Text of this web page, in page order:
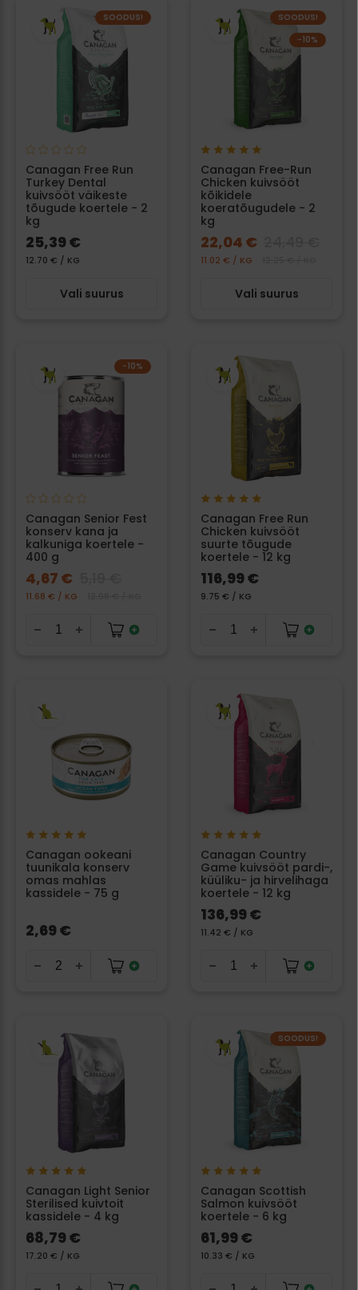
SOODUS!
Canagan Free Run
Turkey Dental
kuivsööt väikeste
tõugude koertele - 2
kg
25,39 €
12.70 € / KG
Vali suurus
SOODUS!
−10%
Canagan Free-Run
Chicken kuivsööt
kõikidele
koeratõugudele - 2
kg
22,04 €
11.02 € / KG
Vali suurus
−10%
Canagan Senior Fest
konserv kana ja
kalkuniga koertele -
400 g
4,67 €
11.68 € / KG
Canagan Free Run
Chicken kuivsööt
suurte tõugude
koertele - 12 kg
116,99 €
9.75 € / KG
Canagan ookeani
tuunikala konserv
omas mahlas
kassidele - 75 g
2,69 €
Canagan Country
Game kuivsööt pardi-,
küüliku- ja hirvelihaga
koertele - 12 kg
136,99 €
11.42 € / KG
Canagan Light Senior
Sterilised kuivtoit
kassidele - 4 kg
68,79 €
17.20 € / KG
SOODUS!
Canagan Scottish
Salmon kuivsööt
koertele - 6 kg
61,99 €
10.33 € / KG